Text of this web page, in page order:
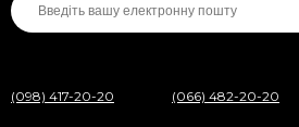
(098) 417-20-20 (066) 482-20-20